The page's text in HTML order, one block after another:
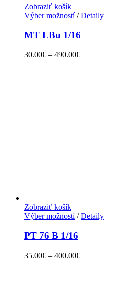
Zobraziť košík
Výber možností/ Detaily
MT LBu 1/16
30.00€ – 490.00€
Zobraziť košík
Výber možností/ Detaily
PT 76 B 1/16
35.00€ – 400.00€